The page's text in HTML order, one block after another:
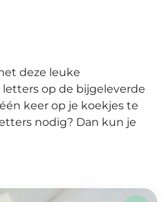
deze leuke
op de bijgeleverde
keer op je koekjes te
nodig? Dan kun je